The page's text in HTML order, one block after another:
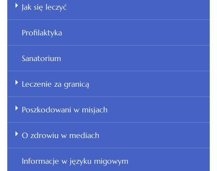
Jak się leczyć
Profilaktyka
Sanatorium
Leczenie za granicą
Poszkodowani w misjach
O zdrowiu w mediach
Informacje w języku migowym